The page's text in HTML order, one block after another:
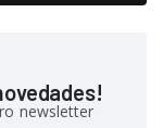
newsletter